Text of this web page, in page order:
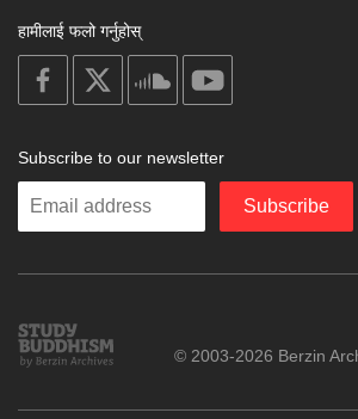
हामीलाई फलो गर्नुहोस्
on
facebook
soundcloud
Subscribe to our newsletter
Enter
Subscribe
Study
Buddhism
© 2003-2026 Berzin